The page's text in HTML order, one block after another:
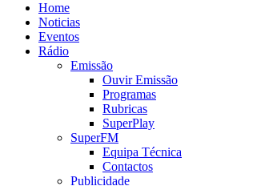
Home
Noticias
Eventos
Rádio
Emissão
Ouvir Emissão
Programas
Rubricas
SuperPlay
SuperFM
Equipa Técnica
Contactos
Publicidade